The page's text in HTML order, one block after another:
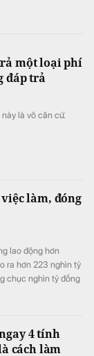
một loại phí
đáp trả
là vô căn cứ.
làm, đóng
lao động hơn
ra hơn 223 nghìn tỷ
chục nghìn tỷ đồng
4 tính
cách làm